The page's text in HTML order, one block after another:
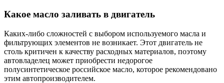
Какое масло заливать в двигатель
Каких-либо сложностей с выбором используемого масла и
фильтрующих элементов не возникает. Этот двигатель не
столь критичен к качеству расходных материалов, поэтому
автовладелец может приобрести недорогое
полусинтетическое российское масло, которое рекомендовано
этим автопроизводителем.